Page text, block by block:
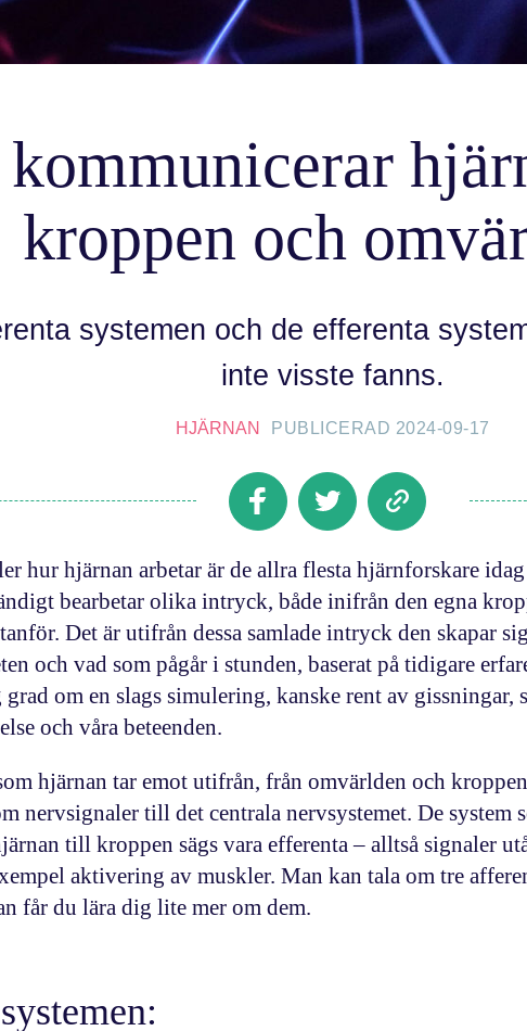
kommunicerar
kroppen och
systemen och de efferenta
inte visste fanns.
HJÄRNAN PUBLICERAD 2024-09-17
hur hjärnan arbetar är de allra flesta hjärnforskare
bearbetar olika intryck, både inifrån den egna
Det är utifrån dessa samlade intryck den skapar
och vad som pågår i stunden, baserat på tidigare
om en slags simulering, kanske rent av gissningar,
och våra beteenden.
hjärnan tar emot utifrån, från omvärlden och
nervsignaler till det centrala nervsystemet. De system
till kroppen sägs vara efferenta– alltså signaler
aktivering av muskler. Man kan tala om tre
får du lära dig lite mer om dem.